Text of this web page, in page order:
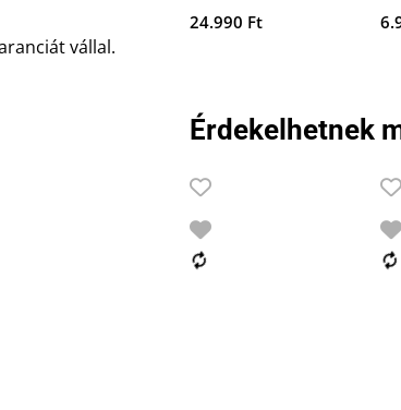
vállal.
24.990 Ft
Érdekelhetnek